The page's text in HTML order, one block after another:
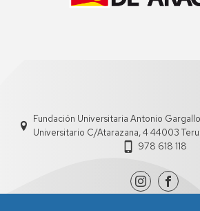
Fundación Universitaria Antonio
Universitario C/Atarazana, 4 44003
978 618 118